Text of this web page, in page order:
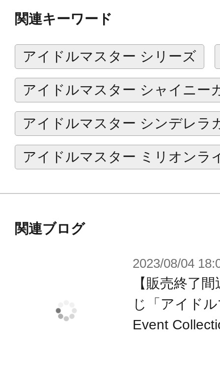
2025年10月：アスラン＝ベルゼビ
十九一希、葛之葉雨彦
▼第２弾
2025年11月：東雲荘一郎、猫柳キリ
2025年12月：天峰 秀、卯月巻緒、大
2026年1月：冬美 旬、硲 道夫、神谷
2026年2月：鷹城恭二、姫野かのん
▼第３弾
2026年3月：天ヶ瀬冬馬、握野英雄
志狼
2026年5月：木村 龍、牙崎 漣、兜 大
2026年6月：柏木 翼、神楽 麗、榊 夏
※画像は試作品です。実際の商品と
関連キーワード
アイドルマスター シリーズ
アイドルマスター シャイニー
アイドルマスター シンデレラ
アイドルマスター ミリオンラ
関連ブログ
2023/08/04
【販売終了
じ「アイド
Event